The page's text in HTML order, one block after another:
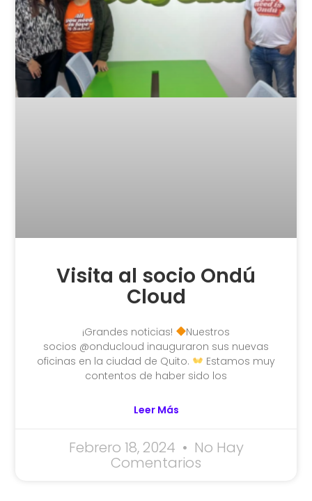
Visita al socio Ondú
Cloud
¡Grandes noticias!
Nuestros
socios @onducloud inauguraron sus nuevas
oficinas en la ciudad de Quito.
Estamos muy
contentos de haber sido los
Leer Más
Febrero 18, 2024 No Hay
Comentarios